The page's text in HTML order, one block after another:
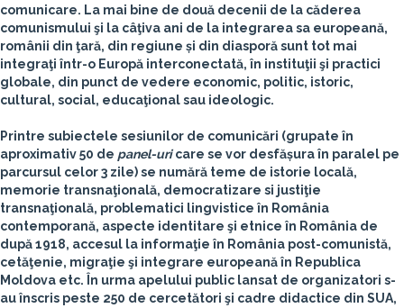
comunicare. La mai bine de două decenii de la căderea
comunismului şi la câţiva ani de la integrarea sa europeană,
românii din ţară, din regiune și din diasporă sunt tot mai
integraţi într-o Europă interconectată, în instituţii şi practici
globale, din punct de vedere economic, politic, istoric,
cultural, social, educaţional sau ideologic.
Printre subiectele sesiunilor de comunicări (grupate în
aproximativ 50 de panel-uricare se vor desfășura în paralel pe
parcursul celor 3 zile) se numără teme de istorie locală,
memorie transnaţională, democratizare si justiţie
transnaţională, problematici lingvistice în România
contemporană, aspecte identitare şi etnice în România de
după 1918, accesul la informaţie în România post-comunistă,
cetăţenie, migraţie şi integrare europeană în Republica
Moldova etc. În urma apelului public lansat de organizatori s-
au înscris peste 250 de cercetători şi cadre didactice din SUA,